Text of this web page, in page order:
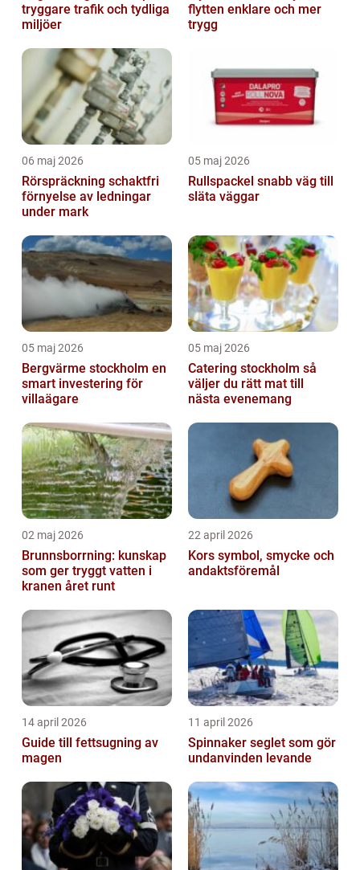
tryggare trafik och tydliga
miljöer
flytten enklare och mer
trygg
06 maj 2026
Rörspräckning schaktfri
förnyelse av ledningar
under mark
05 maj 2026
Rullspackel snabb väg till
släta väggar
05 maj 2026
Bergvärme stockholm en
smart investering för
villaägare
05 maj 2026
Catering stockholm så
väljer du rätt mat till
nästa evenemang
02 maj 2026
Brunnsborrning: kunskap
som ger tryggt vatten i
kranen året runt
22 april 2026
Kors symbol, smycke och
andaktsföremål
14 april 2026
Guide till fettsugning av
magen
11 april 2026
Spinnaker seglet som gör
undanvinden levande